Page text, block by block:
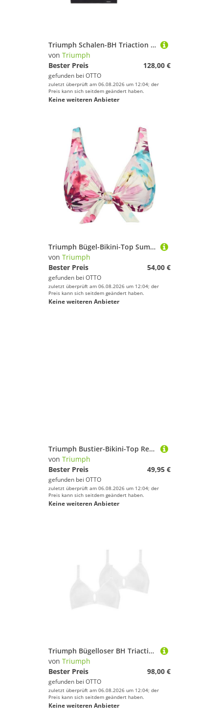
Triumph Schalen-BH Triaction Hybrid Lite (2-tlg) Damen Frauen Mädchen
von Triumph
Bester Preis
128,00 €
gefunden bei OTTO
zuletzt überprüft am 06.08.2026 um 12:04; der
Preis kann sich seitdem geändert haben.
Keine weiteren Anbieter
Triumph Bügel-Bikini-Top Summer Fleur
von Triumph
Bester Preis
54,00 €
gefunden bei OTTO
zuletzt überprüft am 06.08.2026 um 12:04; der
Preis kann sich seitdem geändert haben.
Keine weiteren Anbieter
Triumph Bustier-Bikini-Top Red Label Mix & Match Summer, Bademode,Bikini,Bustier-Bikini-Top
von Triumph
Bester Preis
49,95 €
gefunden bei OTTO
zuletzt überprüft am 06.08.2026 um 12:04; der
Preis kann sich seitdem geändert haben.
Keine weiteren Anbieter
Triumph Bügelloser BH Triaction Fitness (2-tlg) Damen Frauen Mädchen
von Triumph
Bester Preis
98,00 €
gefunden bei OTTO
zuletzt überprüft am 06.08.2026 um 12:04; der
Preis kann sich seitdem geändert haben.
Keine weiteren Anbieter